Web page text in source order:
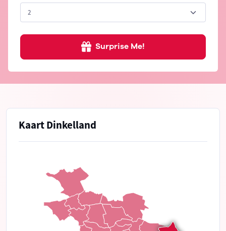
Surprise Me!
Kaart Dinkelland